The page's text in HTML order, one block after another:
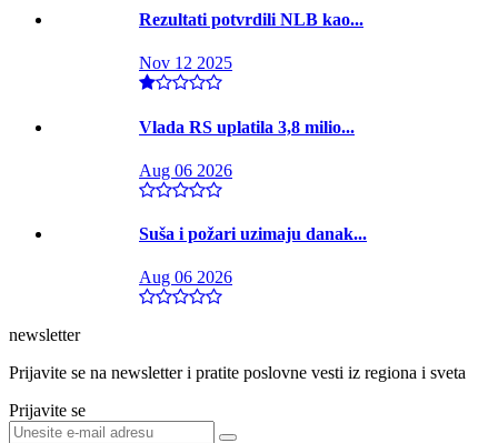
Rezultati potvrdili NLB kao...
Nov 12 2025
Vlada RS uplatila 3,8 milio...
Aug 06 2026
Suša i požari uzimaju danak...
Aug 06 2026
newsletter
Prijavite se na newsletter i pratite poslovne vesti iz regiona i sveta
Prijavite se